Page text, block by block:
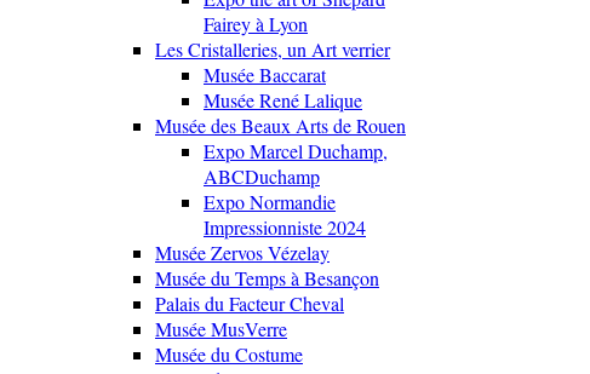
Fairey à Lyon
Les Cristalleries, un Art verrier
Musée Baccarat
Musée René Lalique
Musée des Beaux Arts de Rouen
Expo Marcel Duchamp,
ABCDuchamp
Expo Normandie
Impressionniste 2024
Musée Zervos Vézelay
Musée du Temps à Besançon
Palais du Facteur Cheval
Musée MusVerre
Musée du Costume